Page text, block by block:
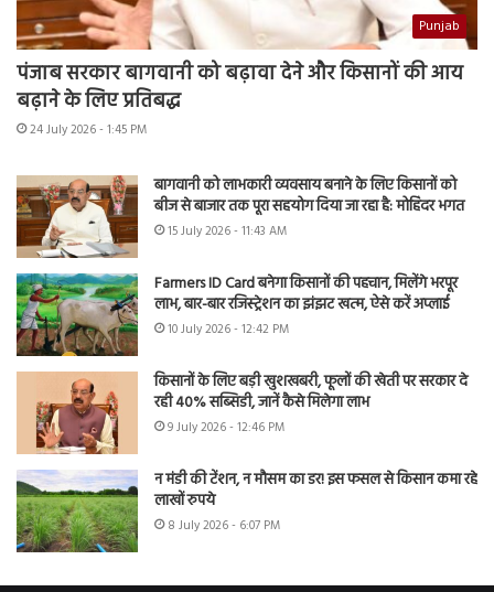
Punjab
पंजाब सरकार बागवानी को बढ़ावा देने और किसानों की आय
बढ़ाने के लिए प्रतिबद्ध
24 July 2026 - 1:45 PM
बागवानी को लाभकारी व्यवसाय बनाने के लिए किसानों को
बीज से बाजार तक पूरा सहयोग दिया जा रहा है: मोहिंदर भगत
15 July 2026 - 11:43 AM
Farmers ID Card बनेगा किसानों की पहचान, मिलेंगे भरपूर
लाभ, बार-बार रजिस्ट्रेशन का झंझट खत्म, ऐसे करें अप्लाई
10 July 2026 - 12:42 PM
किसानों के लिए बड़ी खुशखबरी, फूलों की खेती पर सरकार दे
रही 40% सब्सिडी, जानें कैसे मिलेगा लाभ
9 July 2026 - 12:46 PM
न मंडी की टेंशन, न मौसम का डर! इस फसल से किसान कमा रहे
लाखों रुपये
8 July 2026 - 6:07 PM